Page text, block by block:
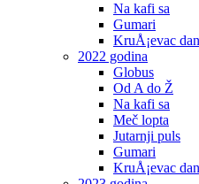
Na kafi sa
Gumari
KruÅ¡evac
2022 godina
Globus
Od A do Ž
Na kafi sa
Meč lopta
Jutarnji puls
Gumari
KruÅ¡evac